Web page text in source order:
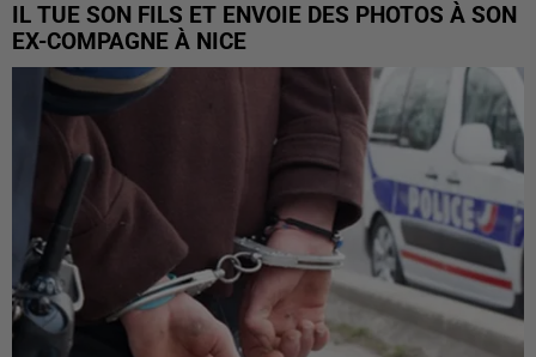
IL TUE SON FILS ET ENVOIE DES PHOTOS À SON
EX-COMPAGNE À NICE